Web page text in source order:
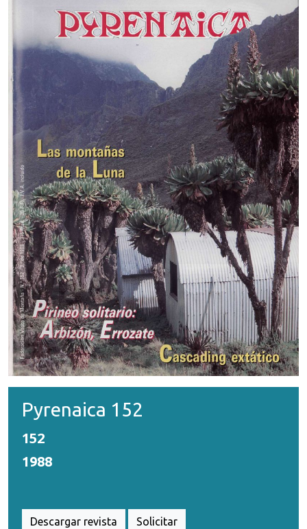
Pyrenaica 152
152
1988
Descargar revista Solicitar